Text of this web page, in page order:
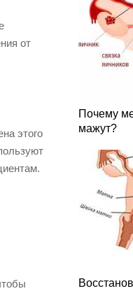
от
этого
Почему
мажут?